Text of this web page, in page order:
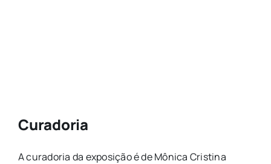
Curadoria
A curadoria da exposição é de Mônica Cristina